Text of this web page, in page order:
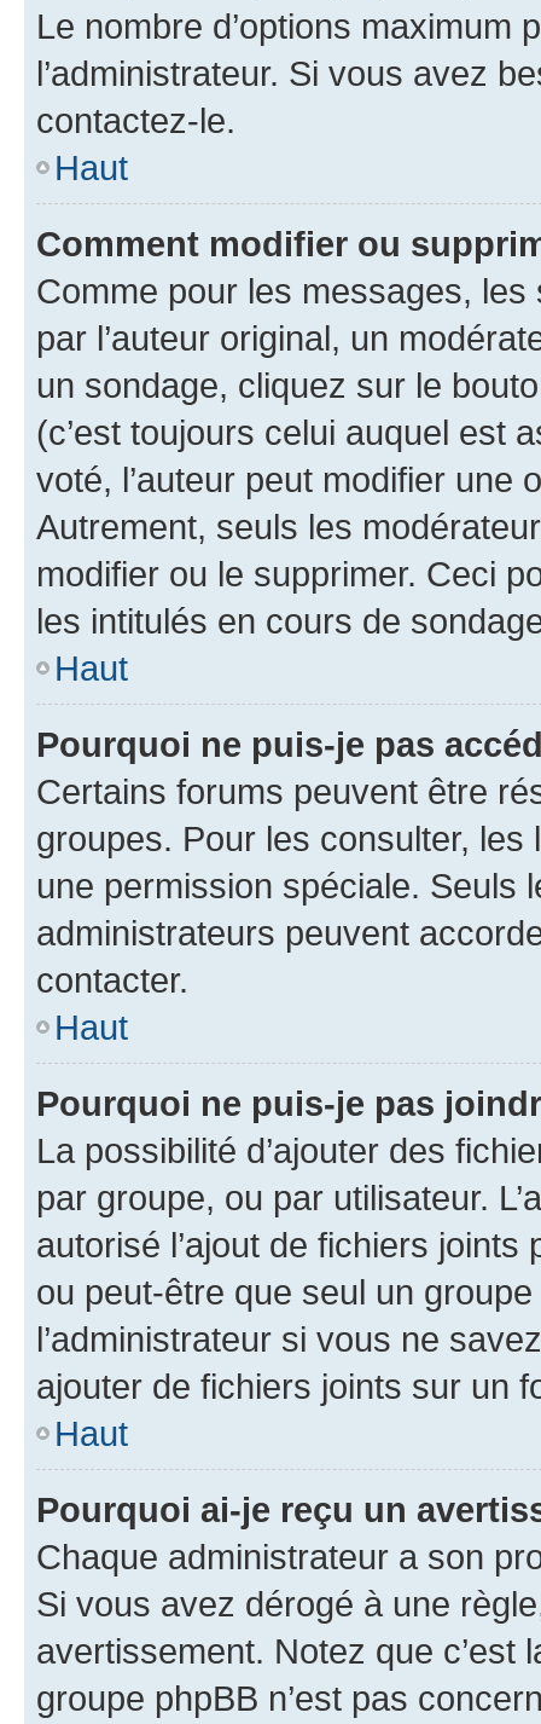
Le nombre d’options maximum
l’administrateur. Si vous avez
contactez-le.
Haut
Comment modifier ou
Comme pour les messages,
par l’auteur original, un
un sondage, cliquez sur le
(c’est toujours celui auquel est
voté, l’auteur peut modifier une
Autrement, seuls les
modifier ou le supprimer. Ceci
les intitulés en cours de
Haut
Pourquoi ne puis-je pas
Certains forums peuvent être
groupes. Pour les consulter,
une permission spéciale. Seuls
administrateurs peuvent
contacter.
Haut
Pourquoi ne puis-je pas
La possibilité d’ajouter des
par groupe, ou par utilisateur.
autorisé l’ajout de fichiers
ou peut-être que seul un
l’administrateur si vous ne
ajouter de fichiers joints sur un
Haut
Pourquoi ai-je reçu un
Chaque administrateur a son
Si vous avez dérogé à une
avertissement. Notez que c’est
groupe phpBB n’est pas